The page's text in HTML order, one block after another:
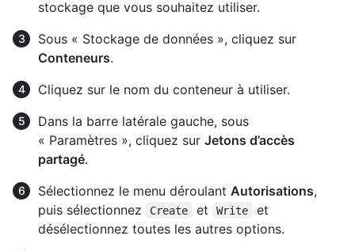
stockage que vous souhaitez utiliser.
Sous « Stockage de données », cliquez sur
Conteneurs.
Cliquez sur le nom du conteneur à utiliser.
Dans la barre latérale gauche, sous
« Paramètres », cliquez sur Jetons d’accès
partagé.
Sélectionnez le menu déroulant Autorisations,
puis sélectionnez
Create et Write
et
désélectionnez toutes les autres options.